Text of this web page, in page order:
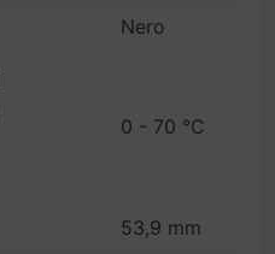
Nero
0 - 70 °C
53,9 mm